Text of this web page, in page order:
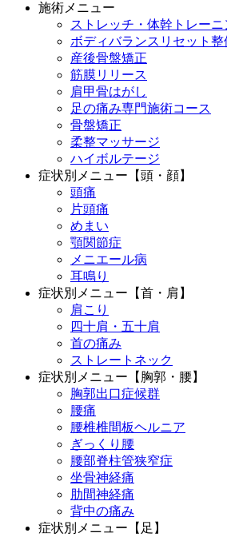
施術メニュー
ストレッチ・体幹トレー
ボディバランスリセット整
産後骨盤矯正
筋膜リリース
肩甲骨はがし
足の痛み専門施術コース
骨盤矯正
柔整マッサージ
ハイボルテージ
症状別メニュー【頭・顔】
頭痛
片頭痛
めまい
顎関節症
メニエール病
耳鳴り
症状別メニュー【首・肩】
肩こり
四十肩・五十肩
首の痛み
ストレートネック
症状別メニュー【胸郭・腰】
胸郭出口症候群
腰痛
腰椎椎間板ヘルニア
ぎっくり腰
腰部脊柱管狭窄症
坐骨神経痛
肋間神経痛
背中の痛み
症状別メニュー【足】